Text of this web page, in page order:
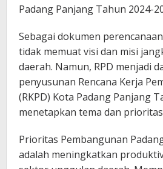
Padang Panjang Tahun 2024-
Sebagai dokumen
tidak memuat visi dan misi
daerah. Namun, RPD menjadi
penyusunan Rencana Kerja
(RKPD) Kota Padang Panjang
menetapkan tema dan
Prioritas Pembangunan
adalah meningkatkan